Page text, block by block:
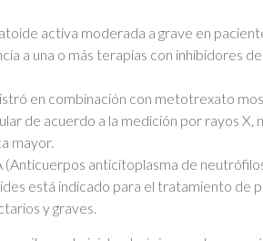
activa moderada a grave en
a una o más terapias con inhibidores
en combinación con metotrexato
de acuerdo a la medición por rayos X,
mayor.
(Anticuerpos anticitoplasma de
está indicado para el tratamiento de
y graves.